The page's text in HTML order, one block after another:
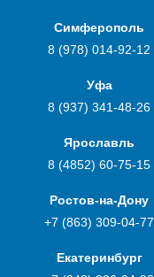
Симферополь
8 (978) 014-92-12
Уфа
8 (937) 341-48-26
Ярославль
8 (4852) 60-75-15
Ростов-на-Дону
+7 (863) 309-04-77
Екатеринбург